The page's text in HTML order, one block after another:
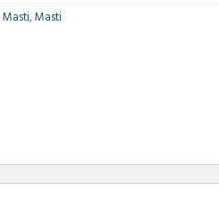
Masti,Masti